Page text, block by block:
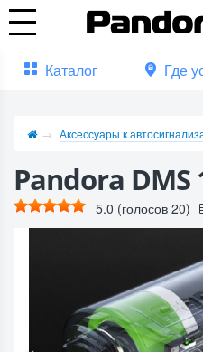
Каталог Где
Аксессуары к
Pandora DMS
5.0 (голосов20)